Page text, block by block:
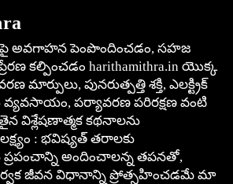
అవగాహన పెంపొందించడం, సహజ
కల్పించడం harithamithra.in యొక్క
మార్పులు, పునరుత్పత్తి శక్తి, ఎలక్ట్రిక్
పర్యావరణ పరిరక్షణ వంటి
విశ్లేషణాత్మక కథనాలను
: భవిష్యత్ తరాలకు
అందించాలన్న తపనతో,
జీవన విధానాన్ని ప్రోత్సహించడమే మా